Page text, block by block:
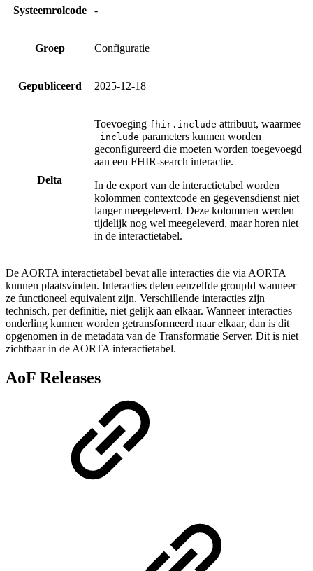
Systeemrolcode -
Groep Configuratie
Gepubliceerd 2025-12-18
Delta
Toevoeging fhir.include attribuut, waarmee
_include parameters kunnen worden
geconfigureerd die moeten worden toegevoegd
aan een FHIR-search interactie.
In de export van de interactietabel worden
kolommen contextcode en gegevensdienst niet
langer meegeleverd. Deze kolommen werden
tijdelijk nog wel meegeleverd, maar horen niet
in de interactietabel.
De AORTA interactietabel bevat alle interacties die via AORTA
kunnen plaatsvinden. Interacties delen eenzelfde groupId wanneer
ze functioneel equivalent zijn. Verschillende interacties zijn
technisch, per definitie, niet gelijk aan elkaar. Wanneer interacties
onderling kunnen worden getransformeerd naar elkaar, dan is dit
opgenomen in de metadata van de Transformatie Server. Dit is niet
zichtbaar in de AORTA interactietabel.
AoF Releases